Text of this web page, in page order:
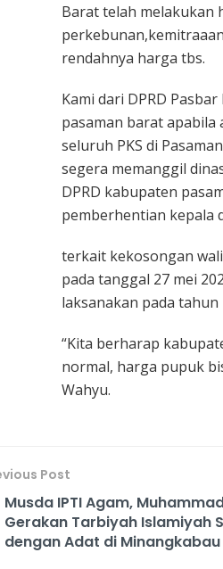
Barat telah melakukan
rendahnya harga tbs.
Kami dari DPRD
pasaman barat
seluruh PKS di
segera memanggil
DPRD kabupaten
pemberhentian kepala
terkait kekosongan
pada tanggal 27 mei
laksanakan pada
“Kita berharap
normal, harga pupuk
Wahyu.
Post
Musda IPTI Agam,
Gerakan Tarbiyah Islamiyah
dengan Adat di Minangkabau